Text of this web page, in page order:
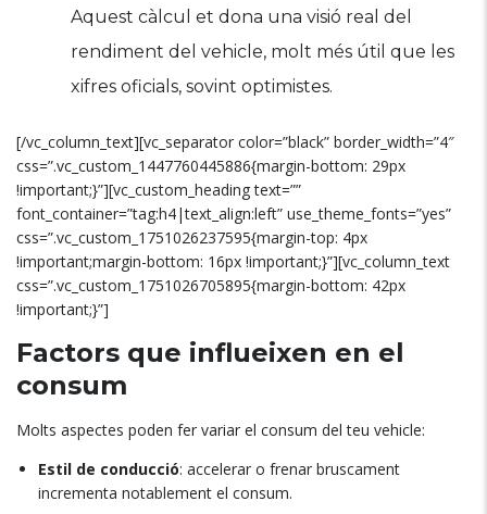
Aquest càlcul et dona una visió real del
rendiment del vehicle, molt més útil que les
xifres oficials, sovint optimistes.
[/vc_column_text][vc_separator color=”black” border_width=”4″
css=”.vc_custom_1447760445886{margin-bottom: 29px
!important;}”][vc_custom_heading text=””
font_container=”tag:h4|text_align:left” use_theme_fonts=”yes”
css=”.vc_custom_1751026237595{margin-top: 4px
!important;margin-bottom: 16px !important;}”][vc_column_text
css=”.vc_custom_1751026705895{margin-bottom: 42px
!important;}”]
Factors que influeixen en el
consum
Molts aspectes poden fer variar el consum del teu vehicle:
Estil de conducció: accelerar o frenar bruscament
incrementa notablement el consum.